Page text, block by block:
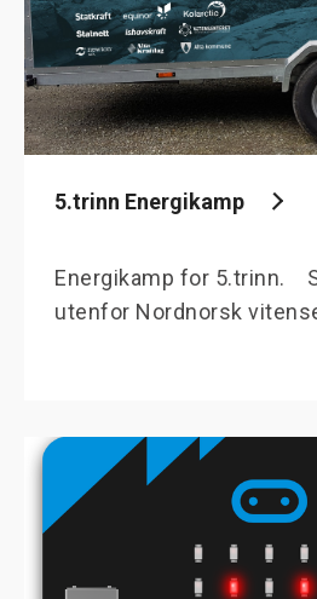
5.trinn Energikamp
Energikamp for 5.trinn.
utenfor Nordnorsk